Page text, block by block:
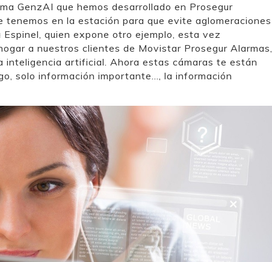
GenzAI que hemos desarrollado en Prosegur
en la estación para que evite aglomeraciones
quien expone otro ejemplo, esta vez
a nuestros clientes de Movistar Prosegur Alarmas,
artificial. Ahora estas cámaras te están
solo información importante…, la información